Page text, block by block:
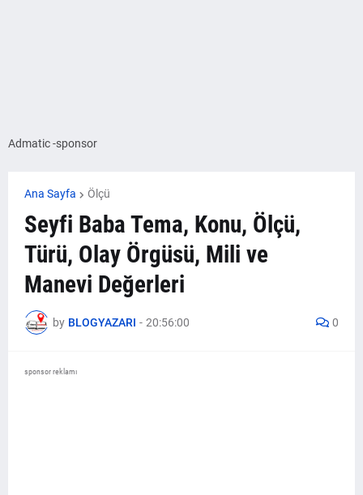
Admatic -sponsor
Ana Sayfa Ölçü
Seyfi Baba Tema, Konu, Ölçü,
Türü, Olay Örgüsü, Mili ve
Manevi Değerleri
by BLOGYAZARI - 20:56:00 0
sponsor reklamı